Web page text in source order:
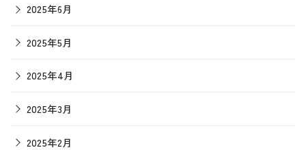
2025年6月
2025年5月
2025年4月
2025年3月
2025年2月